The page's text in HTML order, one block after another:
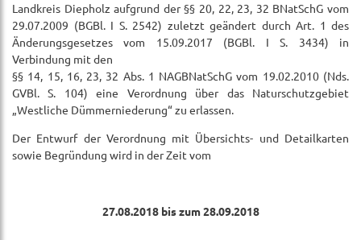
Landkreis Diepholz aufgrund der §§ 20, 22, 23, 32 BNatSchG vom
29.07.2009 (BGBl. I S. 2542) zuletzt geändert durch Art. 1 des
Änderungsgesetzes vom 15.09.2017 (BGBl. I S. 3434) in
Verbindung mit den
§§ 14, 15, 16, 23, 32 Abs. 1 NAGBNatSchG vom 19.02.2010 (Nds.
GVBl. S. 104) eine Verordnung über das Naturschutzgebiet
„Westliche Dümmerniederung“ zu erlassen.
Der Entwurf der Verordnung mit Übersichts- und Detailkarten
sowie Begründung wird in der Zeit vom
27.08.2018 bis zum 28.09.2018